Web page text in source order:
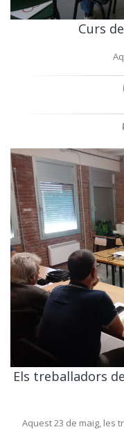
Curs
Els treballadors
Aquest 23 de maig, les